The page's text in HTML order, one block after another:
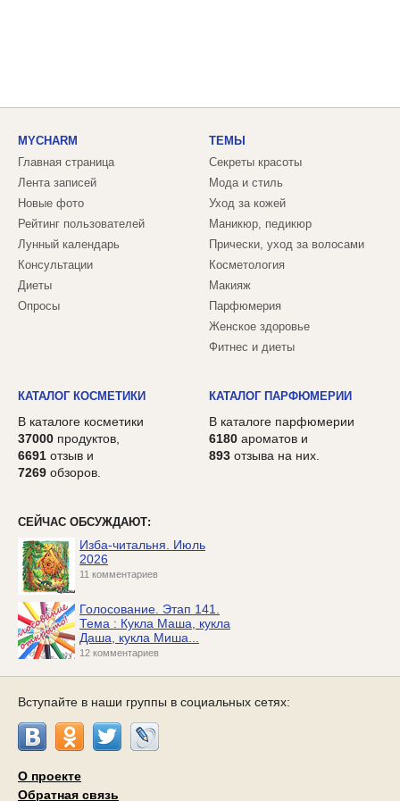
MYCHARM
Главная страница
Лента записей
Новые фото
Рейтинг пользователей
Лунный календарь
Консультации
Диеты
Опросы
ТЕМЫ
Секреты красоты
Мода и стиль
Уход за кожей
Маникюр, педикюр
Прически, уход за волосами
Косметология
Макияж
Парфюмерия
Женское здоровье
Фитнес и диеты
КАТАЛОГ КОСМЕТИКИ
В каталоге косметики
37000 продуктов,
6691 отзыв и
7269 обзоров.
КАТАЛОГ ПАРФЮМЕРИИ
В каталоге парфюмерии
6180 ароматов и
893 отзыва на них.
СЕЙЧАС ОБСУЖДАЮТ:
Изба-читальня. Июль
2026
11 комментариев
Голосование. Этап 141.
Тема : Кукла Маша, кукла
Даша, кукла Миша...
12 комментариев
Вступайте в наши группы в социальных сетях:
О проекте
Обратная связь